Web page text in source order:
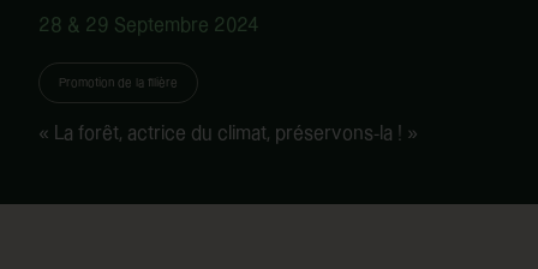
28 & 29 Septembre 2024
Promotion de la filière
« La forêt, actrice du climat, préservons-la ! »